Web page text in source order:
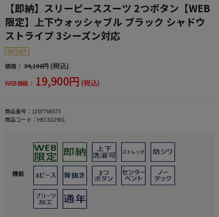
【即納】スリーピーススーツ 2つボタン【WEB
限定】上下ウォッシャブル ブラック シャドウ
ストライプ 3シーズン対応
OUTLET
価格： 34,100円 (税込)
WEB価格： 19,900円 (税込)
商品番号： 1207766573
商品コード： HEC612901
機能